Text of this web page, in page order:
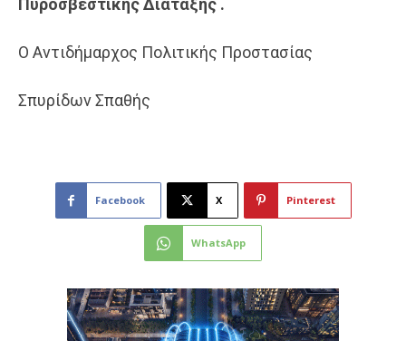
Πυροσβεστικής Διάταξης .
Ο Αντιδήμαρχος Πολιτικής Προστασίας
Σπυρίδων Σπαθής
Facebook X Pinterest
WhatsApp